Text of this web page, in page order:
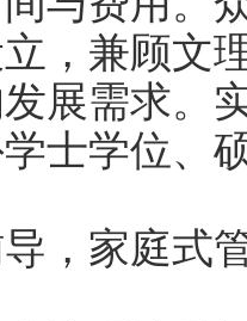
，兼顾文
展需求。
士学位、
家庭式